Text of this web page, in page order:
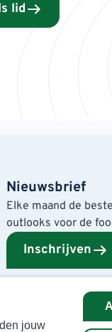
jouw
lid
Nieuwsbrief
Elke maand de
outlooks voor de
Inschrijven